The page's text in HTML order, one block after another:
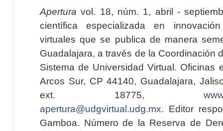
Apertura vol. 18, núm. 1, abril -
científica especializada en
virtuales que se publica de manera
Guadalajara, a través de la Coordinación
Sistema de Universidad Virtual. Oficinas
Arcos Sur, CP 44140, Guadalajara,
ext. 18775,
apertura@udgvirtual.udg.mx. Editor
Gamboa. Número de la Reserva de